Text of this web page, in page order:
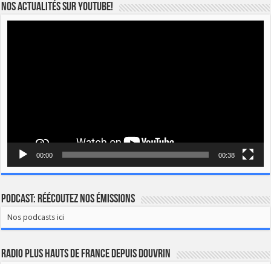
Nos actualités sur YOUTUBE!
00:00 00:38
Podcast: Réécoutez nos émissions
Nos podcasts ici
Radio Plus Hauts de France depuis Douvrin